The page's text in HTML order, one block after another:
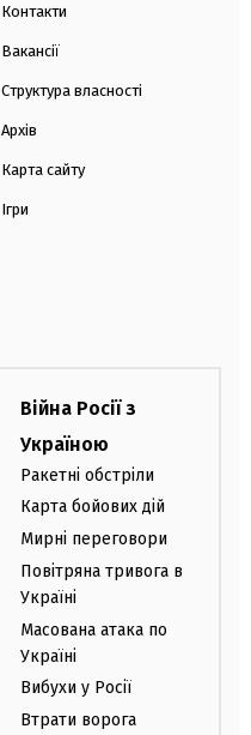
Контакти
Вакансії
Структура власності
Архів
Карта сайту
Ігри
Війна Росії з
Україною
Ракетні обстріли
Карта бойових дій
Мирні переговори
Повітряна тривога в
Україні
Масована атака по
Україні
Вибухи у Росії
Втрати ворога